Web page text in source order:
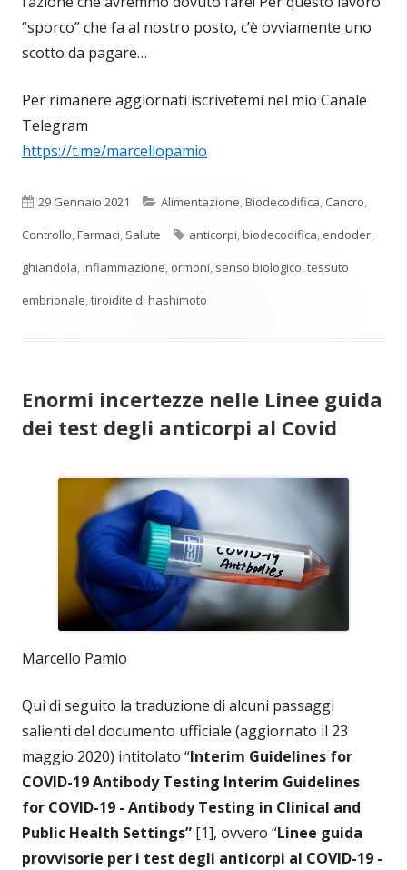
“sporco” che fa al nostro posto, c’è ovviamente uno
scotto da pagare…
Per rimanere aggiornati iscrivetemi nel mio Canale
Telegram
https://t.me/marcellopamio
Pubblicato
29 Gennaio 2021 Categorie
Alimentazione,Biodecodifica, Cancro,
Controllo,Farmaci, Salute Tag
anticorpi,biodecodifica, endoder,
ghiandola,infiammazione, ormoni, senso biologico,tessuto
embrionale,tiroidite di hashimoto
Enormi incertezze nelle Linee guida
dei test degli anticorpi al Covid
Marcello Pamio
Qui di seguito la traduzione di alcuni passaggi
salienti del documento ufficiale (aggiornato il 23
maggio 2020) intitolato “Interim Guidelines for
COVID-19 Antibody Testing Interim Guidelines
for COVID-19 - Antibody Testing in Clinical and
Public Health Settings” [1], ovvero “Linee guida
provvisorie per i test degli anticorpi al COVID-19 -